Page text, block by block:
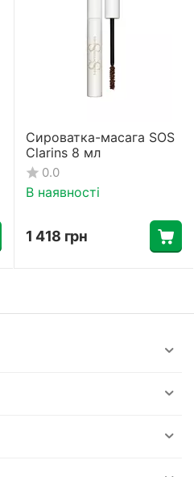
Сироватка-масага SOS
Clarins 8 мл
0.0
В наявності
1 418 грн